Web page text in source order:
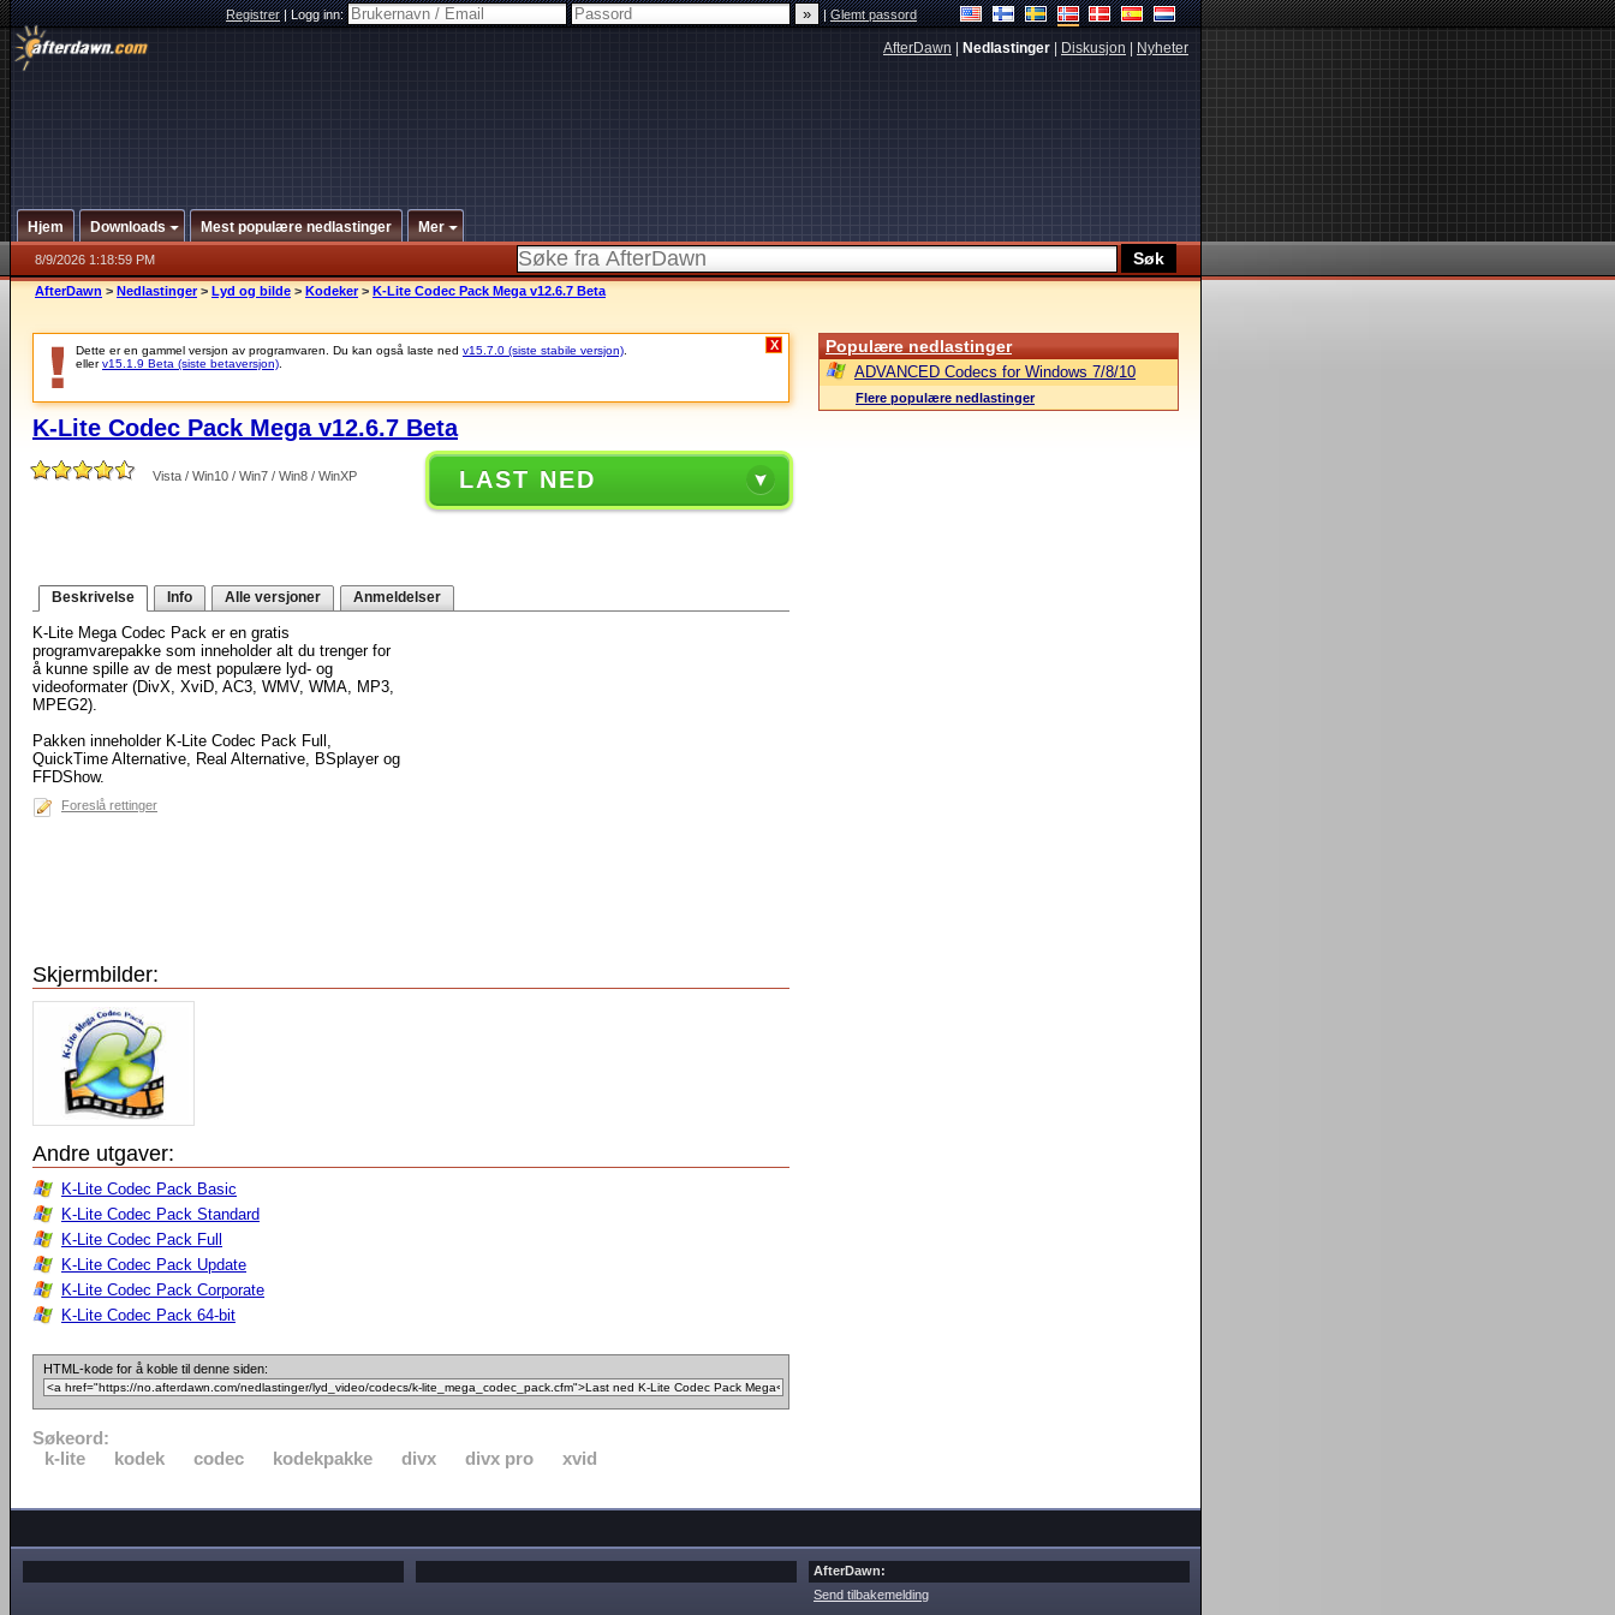
Registrer|Logg inn: |Glemt passord
AfterDawn Nedlastinger Diskusjon Nyheter
Hjem Downloads Mest populære nedlastinger Mer
8/9/2026 1:18:59 PM
AfterDawn > Nedlastinger > Lyd og bilde > Kodeker > K-Lite Codec Pack Mega v12.6.7 Beta
Dette er en gammel versjon av programvaren. Du kan også laste ned v15.7.0 (siste stabile versjon)
ellerv15.1.9 Beta (siste betaversjon)
X
K-Lite Codec Pack Mega v12.6.7 Beta
Vista / Win10 / Win7 / Win8 / WinXP LAST NED
Beskrivelse Info Alle versjoner Anmeldelser
K-Lite Mega Codec Pack er en gratis
programvarepakke som inneholder alt du trenger for
å kunne spille av de mest populære lyd- og
videoformater (DivX, XviD, AC3, WMV, WMA, MP3,
MPEG2).
Pakken inneholder K-Lite Codec Pack Full,
QuickTime Alternative, Real Alternative, BSplayer og
FFDShow.
Foreslå rettinger
Skjermbilder:
Andre utgaver:
K-Lite Codec Pack Basic
K-Lite Codec Pack Standard
K-Lite Codec Pack Full
K-Lite Codec Pack Update
K-Lite Codec Pack Corporate
K-Lite Codec Pack 64-bit
HTML-kode for å koble til denne siden:
Søkeord:
k-lite
kodek codec kodekpakke divx divx pro xvid
Populære nedlastinger
ADVANCED Codecs for Windows 7/8/10
Flere populære nedlastinger
AfterDawn:
Send tilbakemelding